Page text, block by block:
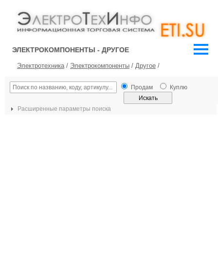
ЭЛЕКТРОКОМПОНЕНТЫ - ДРУГОЕ
Электротехника/ Электрокомпоненты / Другое /
Продам Куплю
Расширенные параметры поиска